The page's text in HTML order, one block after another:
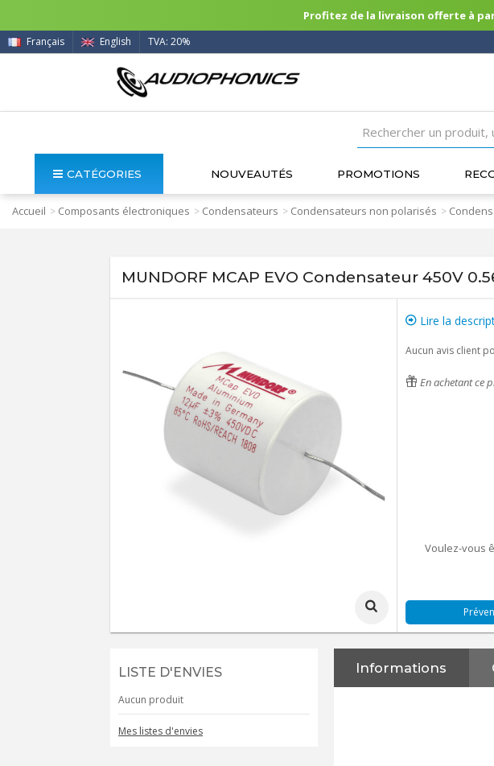
Profitez de la livraison offerte à
Français English TVA: 20%
CATÉGORIES NOUVEAUTÉS PROMOTIONS
Accueil > Composants électroniques > Condensateurs > Condensateurs non polarisés >
MUNDORF MCAP EVO Condensateur 450V
Lire la
Aucun avis client
En achetant ce
Voulez-vous
LISTE D'ENVIES
Aucun produit
Mes listes d'envies
Informations